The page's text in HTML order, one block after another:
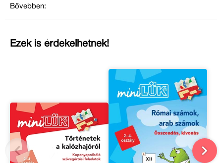
Bővebben:
Ezek is érdekelhetnek!